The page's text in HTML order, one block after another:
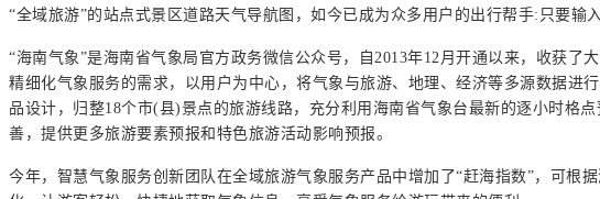
“全域旅游”的站点式景区道路天气导航图，如今已成为众多用户的出行帮手:只要输
“海南气象”是海南省气象局官方政务微信公众号，自2013年12月开通以来，收获
精细化气象服务的需求，以用户为中心，将气象与旅游、地理、经济等多源数据进
品设计，归整18个市(县)景点的旅游线路，充分利用海南省气象台最新的逐小时格
善，提供更多旅游要素预报和特色旅游活动影响预报。
今年，智慧气象服务创新团队在全域旅游气象服务产品中增加了“赶海指数”，可